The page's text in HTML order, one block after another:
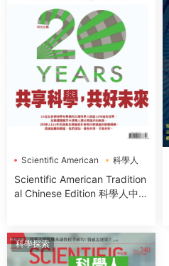
Scientific American 科學人
Scientific American Tradition
al Chinese Edition 科學人中文
科學探索